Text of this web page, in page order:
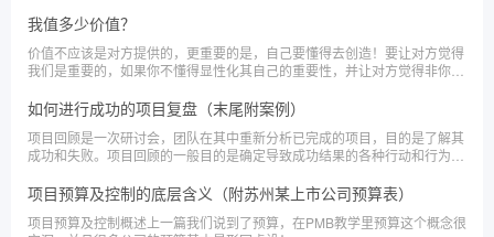
我值多少价值？
价值不应该是对方提供的，更重要的是，自己要懂得去创造！要让对方觉得
我们是重要的，如果你不懂得显性化其自己的重要性，并让对方觉得非你不
如何进行成功的项目复盘（末尾附案例）
项目回顾是一次研讨会，团队在其中重新分析已完成的项目，目的是了解其
成功和失败。项目回顾的一般目的是确定导致成功结果的各种行动和行为，
后的原因，以确保它们不再重复。
项目预算及控制的底层含义（附苏州某上市公司预算表）
项目预算及控制概述上一篇我们说到了预算，在PMB教学里预算这个概念很